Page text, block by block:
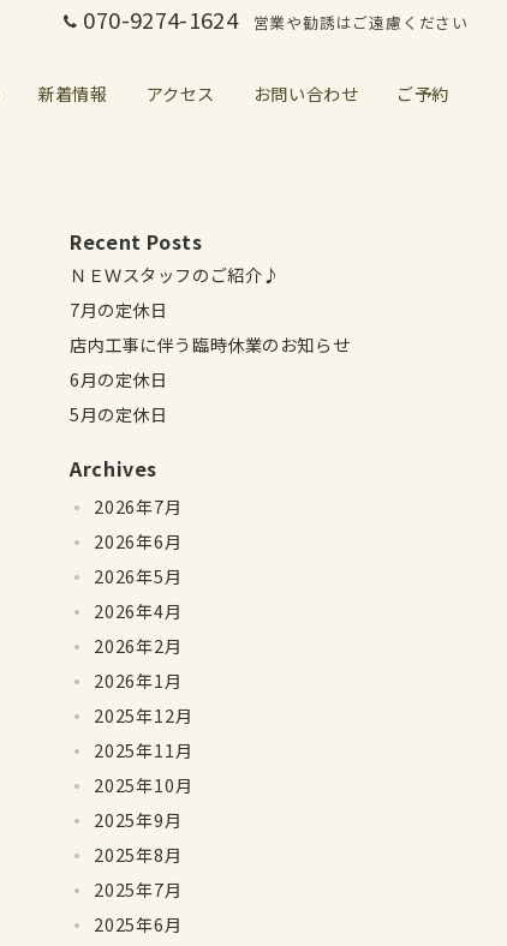
070-9274-1624 営業や勧誘はご遠慮ください
新着情報 アクセス お問い合わせ ご予約
Recent Posts
ＮＥＷスタッフのご紹介♪
7月の定休日
店内工事に伴う臨時休業のお知らせ
6月の定休日
5月の定休日
Archives
2026年7月
2026年6月
2026年5月
2026年4月
2026年2月
2026年1月
2025年12月
2025年11月
2025年10月
2025年9月
2025年8月
2025年7月
2025年6月